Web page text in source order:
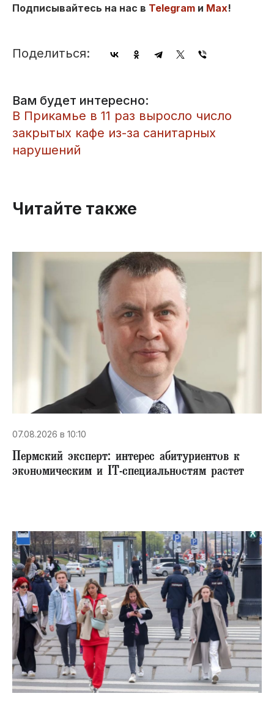
Подписывайтесь на нас в Telegram и Max!
Поделиться:
Вам будет интересно:
В Прикамье в 11 раз выросло число
закрытых кафе из-за санитарных
нарушений
Читайте также
07.08.2026 в 10:10
Пермский эксперт: интерес абитуриентов к
экономическим и IT-специальностям растет